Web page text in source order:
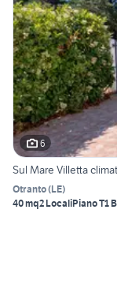
6
Sul Mare Villetta
Otranto(LE)
40 mq2 LocaliPiano T1